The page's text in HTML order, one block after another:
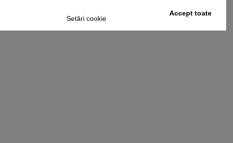
Setări cookie
Accept toate